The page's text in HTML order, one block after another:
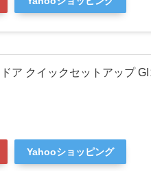
ア クイックセットアップ
Yahooショッピング